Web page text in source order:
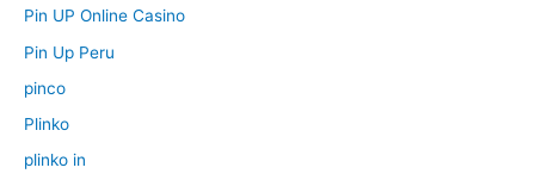
Pin UP Online Casino
Pin Up Peru
pinco
Plinko
plinko in